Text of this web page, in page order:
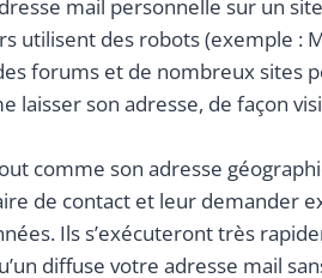
mail personnelle sur un
utilisent des robots (exemple :
forums et de nombreux sites
laisser son adresse, de façon
comme son adresse
de contact et leur
Ils s’exécuteront très
diffuse votre adresse mail